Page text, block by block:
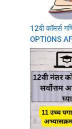
12वी कॉमर्स
OPTIONS